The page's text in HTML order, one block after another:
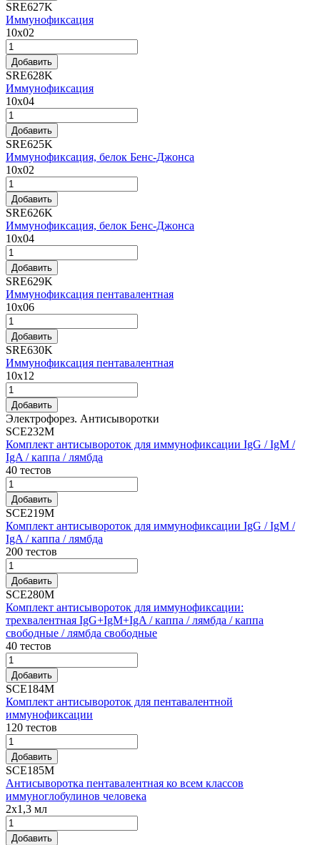
SRE627K
Иммунофиксация
10x02
Добавить
SRE628K
Иммунофиксация
10x04
Добавить
SRE625K
Иммунофиксация, белок Бенс-Джонса
10x02
Добавить
SRE626K
Иммунофиксация, белок Бенс-Джонса
10x04
Добавить
SRE629K
Иммунофиксация пентавалентная
10x06
Добавить
SRE630K
Иммунофиксация пентавалентная
10x12
Добавить
Электрофорез. Антисыворотки
SCE232M
Комплект антисывороток для иммунофиксации IgG / IgM /
IgA / каппа / лямбда
40 тестов
Добавить
SCE219M
Комплект антисывороток для иммунофиксации IgG / IgM /
IgA / каппа / лямбда
200 тестов
Добавить
SCE280M
Комплект антисывороток для иммунофиксации:
трехвалентная IgG+IgM+IgA / каппа / лямбда / каппа
свободные / лямбда свободные
40 тестов
Добавить
SCE184M
Комплект антисывороток для пентавалентной
иммунофиксации
120 тестов
Добавить
SCE185M
Антисыворотка пентавалентная ко всем классов
иммуноглобулинов человека
2x1,3 мл
Добавить